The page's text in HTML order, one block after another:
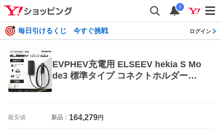
i
毎日引けるくじ 今すぐ挑戦 ログイン
EVPHEV充電用 ELSEEV hekia S Mo
de3 標準タイプ コネクトホルダー付
最安値 新品： 164,279円